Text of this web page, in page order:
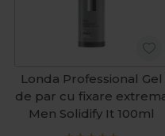
Londa Professional Gel
de par cu fixare
Men Solidify It 100ml